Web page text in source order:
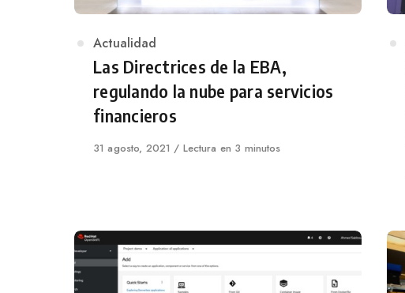
Category
Actualidad
Las Directrices de la EBA,
regulando la nube para servicios
financieros
Published
31 agosto, 2021 Lectura en 3 minutos